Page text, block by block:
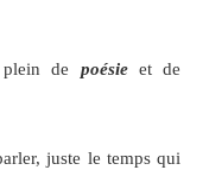
de poésieet de
juste le temps qui